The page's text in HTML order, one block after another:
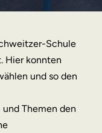
Schule
Hier konnten
und so den
Themen den